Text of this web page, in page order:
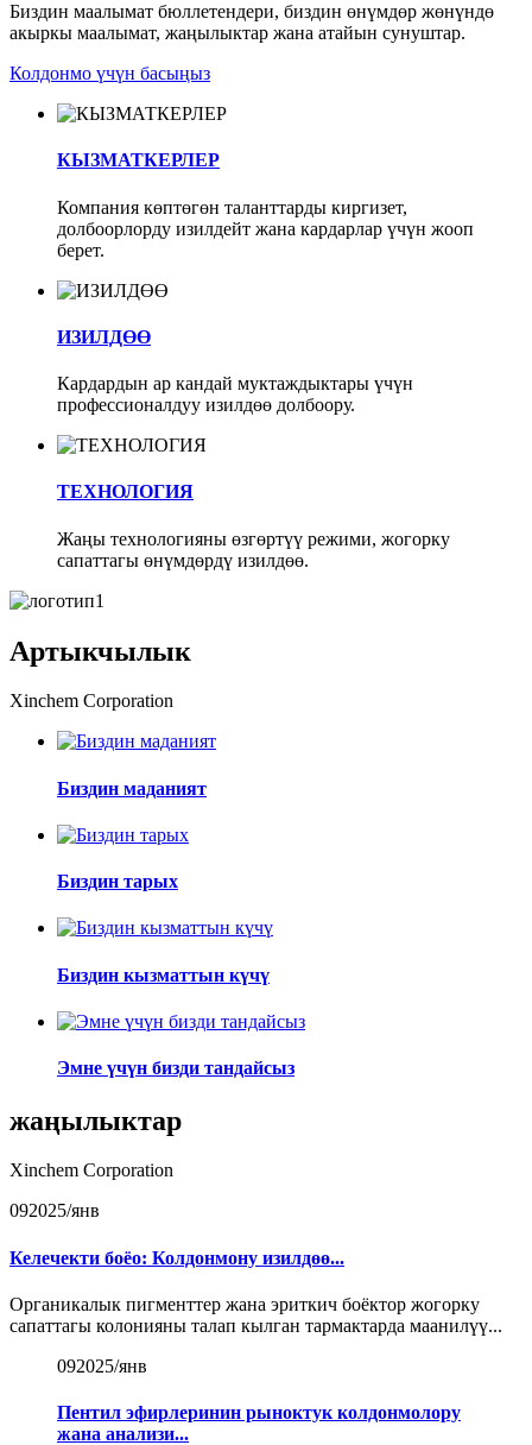
Биздин маалымат бюллетендери, биздин өнүмдөр жөнүндө
акыркы маалымат, жаңылыктар жана атайын сунуштар.
Колдонмо үчүн басыңыз
КЫЗМАТКЕРЛЕР
Компания көптөгөн таланттарды киргизет,
долбоорлорду изилдейт жана кардарлар үчүн жооп
берет.
ИЗИЛДӨӨ
Кардардын ар кандай муктаждыктары үчүн
профессионалдуу изилдөө долбоору.
ТЕХНОЛОГИЯ
Жаңы технологияны өзгөртүү режими, жогорку
сапаттагы өнүмдөрдү изилдөө.
Артыкчылык
Xinchem Corporation
Биздин маданият
Биздин тарых
Биздин кызматтын күчү
Эмне үчүн бизди тандайсыз
жаңылыктар
Xinchem Corporation
092025/янв
Келечекти боёо: Колдонмону изилдөө...
Органикалык пигменттер жана эриткич боёктор жогорку
сапаттагы колонияны талап кылган тармактарда маанилүү...
092025/янв
Пентил эфирлеринин рыноктук колдонмолору
жана анализи...